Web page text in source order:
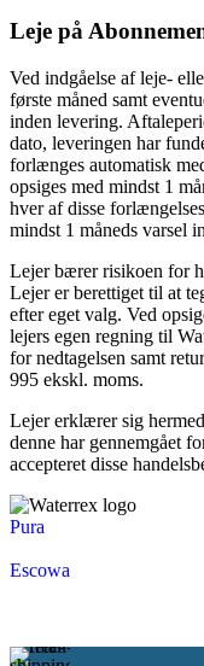
Leje på
Ved indgåelse af leje-
første måned samt
inden levering.
dato, leveringen har
forlænges automatisk
opsiges med mindst 1
hver af disse
mindst 1 måneds varsel
Lejer bærer risikoen for
Lejer er berettiget til at
efter eget valg. Ved
lejers egen regning til
for nedtagelsen samt
995 ekskl. moms.
Lejer erklærer sig
denne har gennemgået
accepteret disse
Pura
Escowa